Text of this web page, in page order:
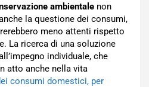
ambientale non
la questione dei consumi,
meno attenti rispetto
La ricerca di una soluzione
individuale, che
atto anche nella vita
consumi domestici, per